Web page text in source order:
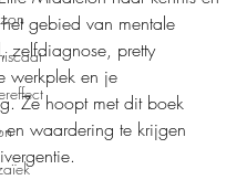
gebied van mentale
zelfdiagnose, pretty
werkplek en je
Ze hoopt met dit boek
en waardering te krijgen